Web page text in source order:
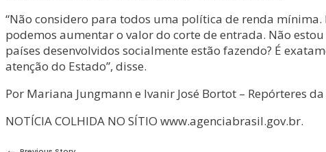
“Não considero para todos uma política de renda
podemos aumentar o valor do corte de entrada. Não
países desenvolvidos socialmente estão fazendo? É
atenção do Estado”, disse.
Por Mariana Jungmann e Ivanir José Bortot – Repórteres
NOTÍCIA COLHIDA NO SÍTIO www.agenciabrasil.gov.br.